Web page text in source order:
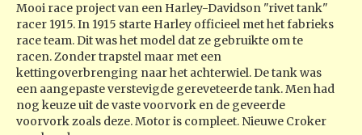
Mooi race project van een Harley-Davidson "rivet tank"
racer 1915. In 1915 starte Harley officieel met het fabrieks
race team. Dit was het model dat ze gebruikte om te
racen. Zonder trapstel maar met een
kettingoverbrenging naar het achterwiel. De tank was
een aangepaste verstevigde gereveteerde tank. Men had
nog keuze uit de vaste voorvork en de geveerde
voorvork zoals deze. Motor is compleet. Nieuwe Croker